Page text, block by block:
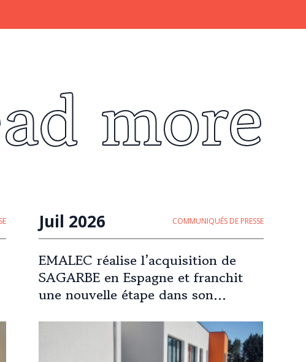
more
Juil 2026 COMMUNIQUÉS DE PRESSE
EMALEC réalise l’acquisition de
SAGARBE en Espagne et franchit
une nouvelle étape dans son